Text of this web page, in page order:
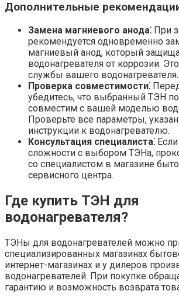
Дополнительные
Замена магниевого анода⁚ При
рекомендуется одновременно
магниевый анод, который
водонагревателя от коррозии.
службы вашего водонагревателя.
Проверка совместимости⁚
убедитесь, что выбранный ТЭН
совместим с вашей моделью
Проверьте все параметры,
инструкции к водонагревателю.
Консультация специалиста⁚
сложности с выбором ТЭНа,
со специалистом в магазине
сервисного центра.
Где купить ТЭН для
водонагревателя?
ТЭНы для водонагревателей можно
специализированных магазинах
интернет-магазинах и у дилеров
водонагревателей. При покупке
гарантию и возможность возврата